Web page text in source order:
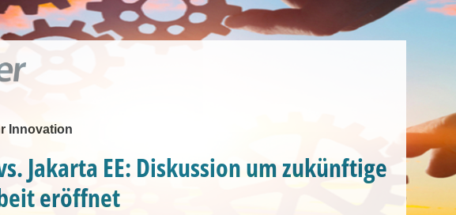
Innovation
Jakarta EE: Diskussion um zukünftige
eröffnet